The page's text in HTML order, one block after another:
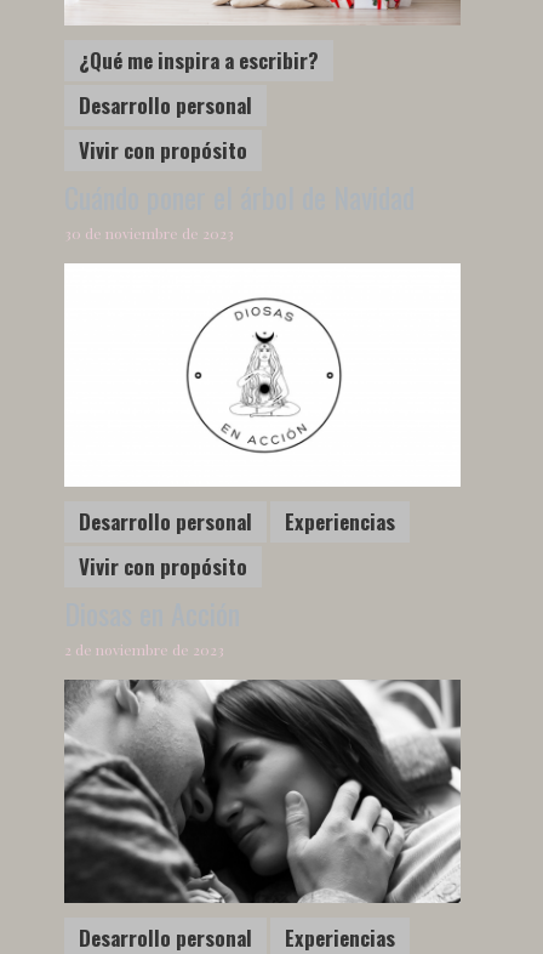
¿Qué me inspira a escribir?
Desarrollo personal
Vivir con propósito
30 de noviembre de 2023
Desarrollo personal
Experiencias
Vivir con propósito
2 de noviembre de 2023
Desarrollo personal
Experiencias